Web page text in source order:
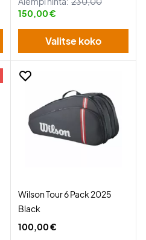
150,00 €
Valitse koko
Wilson Tour 6 Pack 2025
Black
100,00 €